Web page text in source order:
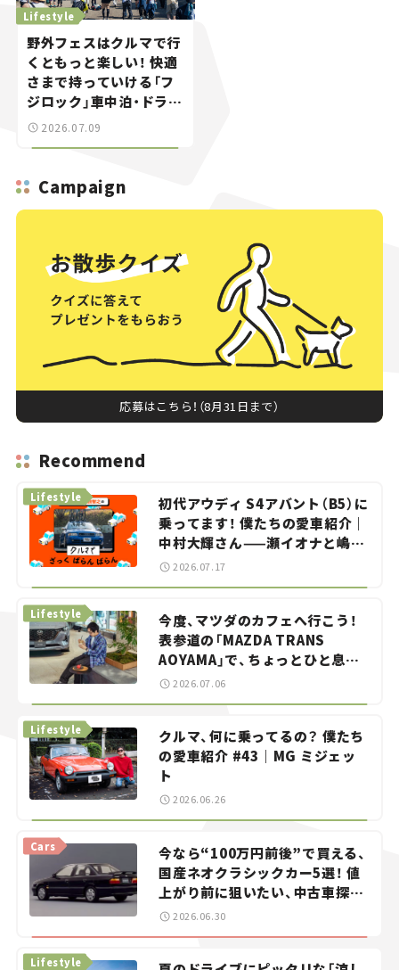
Lifestyle
野外フェスはクルマで行
くともっと楽しい！ 快適
さまで持っていける「フ
ジロック」車中泊・ドライ
ブガイド。
2026.07.09
Campaign
応募はこちら！（8月31日まで）
Recommend
初代アウディ S4アバント（B5）に
乗ってます！ 僕たちの愛車紹介｜
中村大輝さん——瀬イオナと嶋田
智之の「クルマでざっくばらんば
らん！」＃20
Lifestyle
2026.07.17
今度、マツダのカフェへ行こう！
表参道の「MAZDA TRANS
AOYAMA」で、ちょっとひと息。
——連載｜CCGとクルマでどうす
Lifestyle
2026.07.06
クルマ、何に乗ってるの？ 僕たち
の愛車紹介 #43｜MG ミジェッ
ト
Lifestyle
2026.06.26
今なら“100万円前後”で買える、
国産ネオクラシックカー5選！ 値
上がり前に狙いたい、中古車探し
をお手伝い――ちょっとイケてるマ
Cars
2026.06.30
Lifestyle